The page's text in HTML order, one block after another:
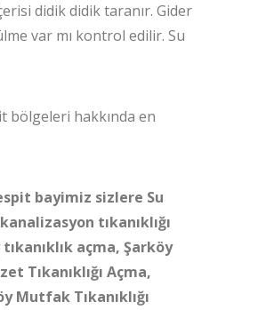
didik didik taranır. Gider
var mı kontrol edilir. Su
bölgeleri hakkında en
bayimiz sizlere Su
tıkanıklığı
açma, Şarköy
Tıkanıklığı Açma,
Mutfak Tıkanıklığı